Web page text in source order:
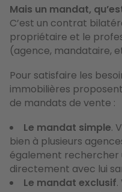
Mais un mandat,
C’est un contrat
propriétaire et le
(agence, mandataire,
Pour satisfaire les
immobilières
de mandats de vente :
Le mandat simple.
bien à plusieurs
également
directement avec lui
Le mandat exclusif